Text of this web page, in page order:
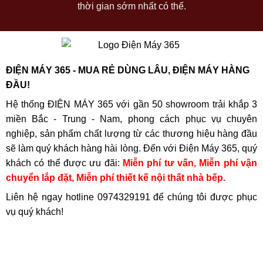
thời gian sớm nhất có thể.
ĐIỆN MÁY 365 - MUA RẺ DÙNG LÂU, ĐIỆN MÁY HÀNG
ĐẦU!
Hệ thống ĐIỆN MÁY 365 với gần 50 showroom trải khắp 3
miền Bắc - Trung - Nam, phong cách phục vụ chuyên
nghiệp, sản phẩm chất lượng từ các thương hiệu hàng đầu
sẽ làm quý khách hàng hài lòng. Đến với Điện Máy 365, quý
khách có thể được ưu đãi: Miễn phí tư vấn, Miễn phí vận
chuyển lắp đặt, Miễn phí thiết kế nội thất nhà bếp.
Liên hệ ngay hotline 0974329191 để chúng tôi được phục
vụ quý khách!